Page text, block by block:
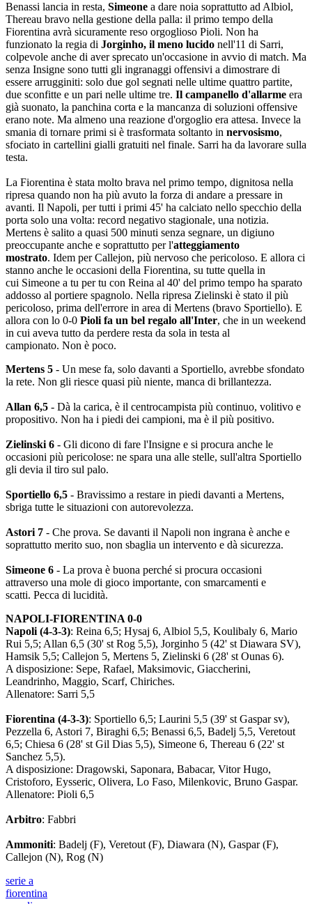
Benassi lancia in resta, Simeone a dare noia soprattutto ad Albiol,
Thereau bravo nella gestione della palla: il primo tempo della
Fiorentina avrà sicuramente reso orgoglioso Pioli. Non ha
funzionato la regia di Jorginho, il meno lucido nell'11 di Sarri,
colpevole anche di aver sprecato un'occasione in avvio di match. Ma
senza Insigne sono tutti gli ingranaggi offensivi a dimostrare di
essere arrugginiti: solo due gol segnati nelle ultime quattro partite,
due sconfitte e un pari nelle ultime tre. Il campanello d'allarme era
già suonato, la panchina corta e la mancanza di soluzioni offensive
erano note. Ma almeno una reazione d'orgoglio era attesa. Invece la
smania di tornare primi si è trasformata soltanto in nervosismo,
sfociato in cartellini gialli gratuiti nel finale. Sarri ha da lavorare sulla
testa.
La Fiorentina è stata molto brava nel primo tempo, dignitosa nella
ripresa quando non ha più avuto la forza di andare a pressare in
avanti. Il Napoli, per tutti i primi 45' ha calciato nello specchio della
porta solo una volta: record negativo stagionale, una notizia.
Mertens è salito a quasi 500 minuti senza segnare, un digiuno
preoccupante anche e soprattutto per l'atteggiamento
mostrato. Idem per Callejon, più nervoso che pericoloso. E allora ci
stanno anche le occasioni della Fiorentina, su tutte quella in
cui Simeone a tu per tu con Reina al 40' del primo tempo ha sparato
addosso al portiere spagnolo. Nella ripresa Zielinski è stato il più
pericoloso, prima dell'errore in area di Mertens (bravo Sportiello). E
allora con lo 0-0 Pioli fa un bel regalo all'Inter, che in un weekend
in cui aveva tutto da perdere resta da sola in testa al
campionato. Non è poco.
Mertens 5 - Un mese fa, solo davanti a Sportiello, avrebbe sfondato
la rete. Non gli riesce quasi più niente, manca di brillantezza.
Allan 6,5 - Dà la carica, è il centrocampista più continuo, volitivo e
propositivo. Non ha i piedi dei campioni, ma è il più positivo.
Zielinski 6 - Gli dicono di fare l'Insigne e si procura anche le
occasioni più pericolose: ne spara una alle stelle, sull'altra Sportiello
gli devia il tiro sul palo.
Sportiello 6,5 - Bravissimo a restare in piedi davanti a Mertens,
sbriga tutte le situazioni con autorevolezza.
Astori 7 - Che prova. Se davanti il Napoli non ingrana è anche e
soprattutto merito suo, non sbaglia un intervento e dà sicurezza.
Simeone 6 - La prova è buona perché si procura occasioni
attraverso una mole di gioco importante, con smarcamenti e
scatti. Pecca di lucidità.
NAPOLI-FIORENTINA 0-0
Napoli (4-3-3): Reina 6,5; Hysaj 6, Albiol 5,5, Koulibaly 6, Mario
Rui 5,5; Allan 6,5 (30' st Rog 5,5), Jorginho 5 (42' st Diawara SV),
Hamsik 5,5; Callejon 5, Mertens 5, Zielinski 6 (28' st Ounas 6).
A disposizione: Sepe, Rafael, Maksimovic, Giaccherini,
Leandrinho, Maggio, Scarf, Chiriches.
Allenatore: Sarri 5,5
Fiorentina (4-3-3): Sportiello 6,5; Laurini 5,5 (39' st Gaspar sv),
Pezzella 6, Astori 7, Biraghi 6,5; Benassi 6,5, Badelj 5,5, Veretout
6,5; Chiesa 6 (28' st Gil Dias 5,5), Simeone 6, Thereau 6 (22' st
Sanchez 5,5).
A disposizione: Dragowski, Saponara, Babacar, Vitor Hugo,
Cristoforo, Eysseric, Olivera, Lo Faso, Milenkovic, Bruno Gaspar.
Allenatore: Pioli 6,5
Arbitro: Fabbri
Ammoniti: Badelj (F), Veretout (F), Diawara (N), Gaspar (F),
Callejon (N), Rog (N)
serie a
fiorentina